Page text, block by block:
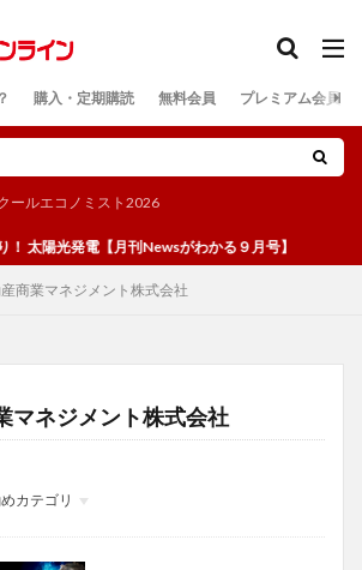
購入・定期購読 無料会員 プレミアム会員
ールエコノミスト2026
！ 太陽光発電【月刊Newsがわかる９月号】
商業マネジメント株式会社
マネジメント株式会社
カテゴリ
ガ
書籍
検索